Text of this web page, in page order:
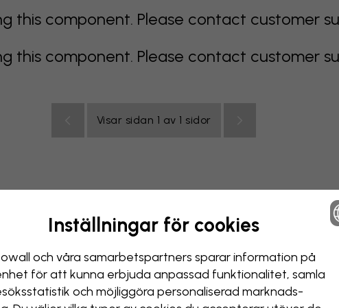
this component. Please contact customer
this component. Please contact customer
Visar sidan 1 av 1 sidor
orange rosa lila röd turkos vit gul
Inställningar för cookies
och våra samarbets­partners sparar information på
för att kunna erbjuda anpassad funktionalitet, samla
och möjliggöra personaliserad marknads­